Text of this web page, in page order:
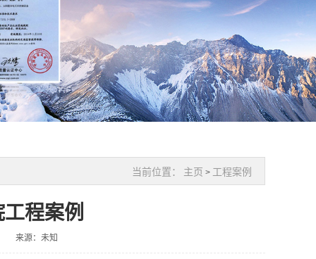
当前位置： 主页 > 工程案例
程案例
来源：未知